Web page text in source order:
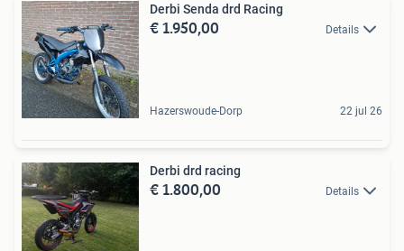
Derbi Senda drd Racing
€ 1.950,00 Details
Hazerswoude-Dorp 22 jul 26
Derbi drd racing
€ 1.800,00 Details